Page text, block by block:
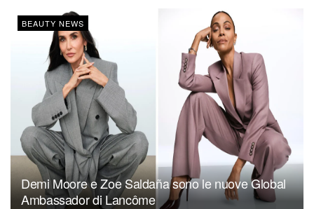
BEAUTY NEWS
Demi Moore e Zoe Saldaña sono le nuove Global
Ambassador di Lancôme